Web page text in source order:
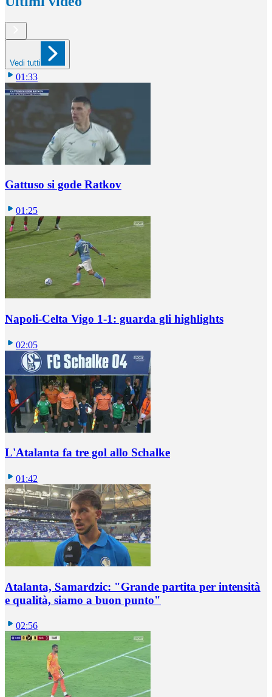
Vedi tutti
01:33
Gattuso si gode Ratkov
01:25
Napoli-Celta Vigo 1-1: guarda gli highlights
02:05
L'Atalanta fa tre gol allo Schalke
01:42
Atalanta, Samardzic: "Grande partita per intensità
e qualità, siamo a buon punto"
02:56